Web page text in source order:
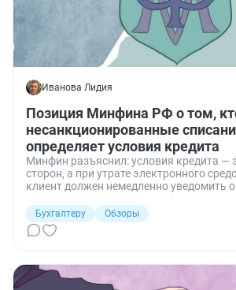
Иванова Лидия
Позиция Минфина РФ о том,
несанкционированные
определяет условия кредита
Минфин разъяснил: условия кредита —
сторон, а при утрате электронного
клиент должен немедленно уведомить
несанкционированные операции в
Бухгалтеру
Обзоры